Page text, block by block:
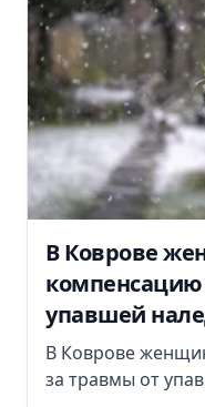
В Коврове
упавшей
В Коврове
за травмы от